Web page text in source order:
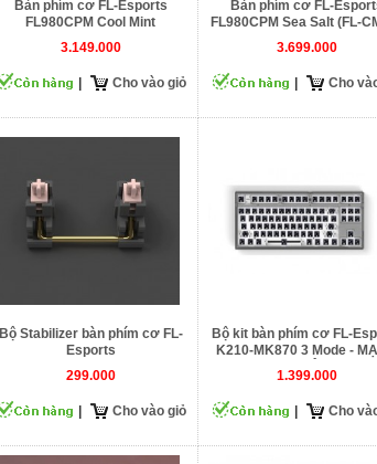
Bàn phím cơ FL-Esports
FL980CPM Cool Mint
3.149.000
Cho vào giỏ
Bàn phím cơ FL-
FL980CPM Sea Salt (FL-
Cercis Switch)
3.699.000
Cho
Bộ Stabilizer bàn phím cơ FL-
Esports
299.000
Cho vào giỏ
Bộ kit bàn phím cơ FL-
K210-MK870 3 Mode -
XUÔI
1.399.000
Cho